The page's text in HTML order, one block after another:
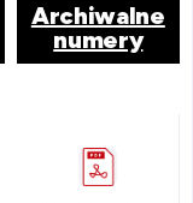
Archiwalne
numery